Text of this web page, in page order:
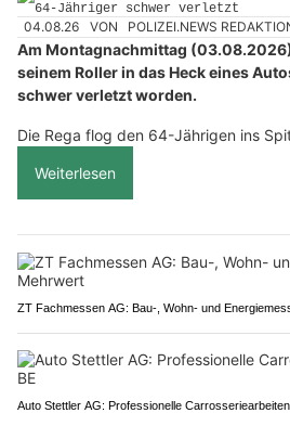
04.08.26 VON POLIZEI.NEWS
Am Montagnachmittag
seinem Roller in das Heck eines
schwer verletzt worden.
Die Rega flog den 64-Jährigen ins
Weiterlesen
ZT Fachmessen AG: Bau-, Wohn- und
Auto Stettler AG: Professionelle